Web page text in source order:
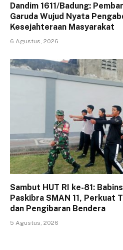
Dandim 1611/Badung:
Garuda Wujud Nyata
Kesejahteraan Masyarakat
6 Agustus, 2026
Sambut HUT RI ke-81:
Paskibra SMAN 11, Perkuat
dan Pengibaran Bendera
5 Agustus, 2026